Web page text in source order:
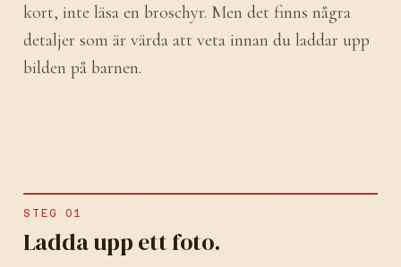
kort, inte läsa en broschyr. Men det finns några
detaljer som är värda att veta innan du laddar upp
bilden på barnen.
STEG 01
Ladda upp ett foto.